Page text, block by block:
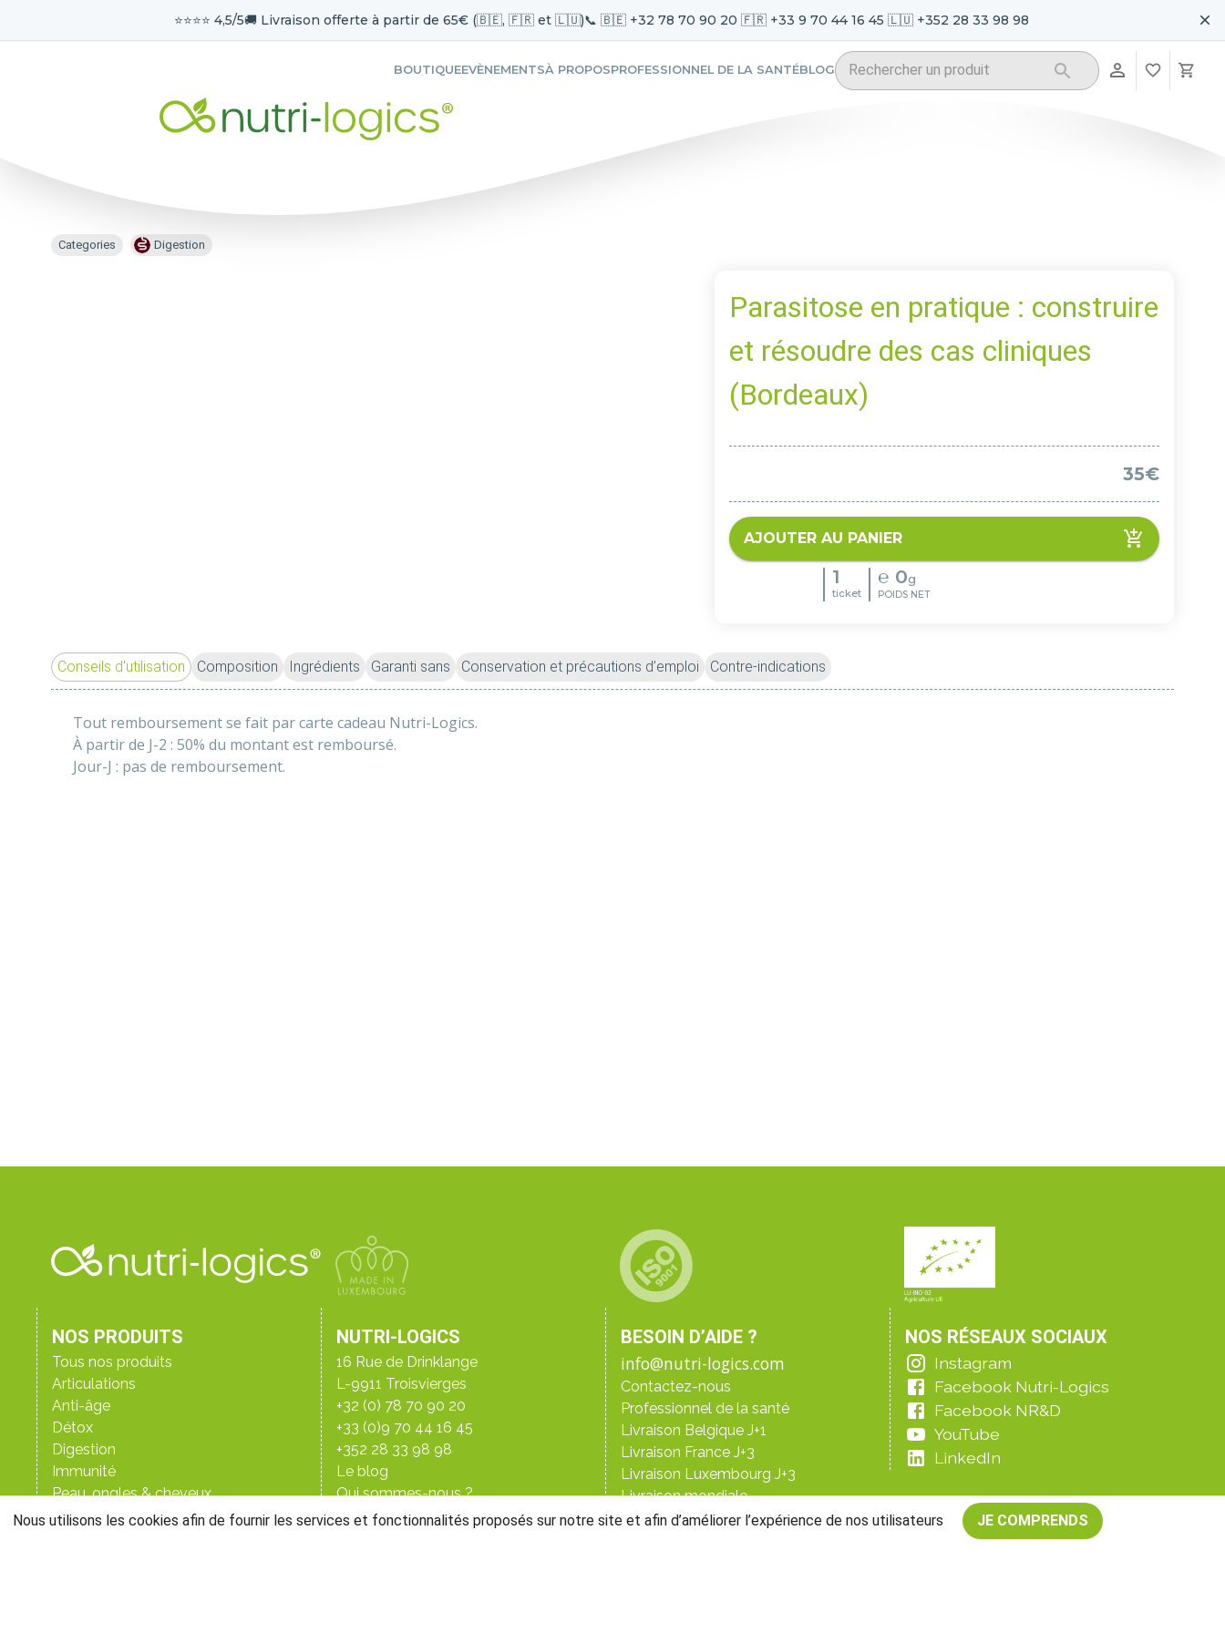
⭐️⭐️⭐️⭐️ 4,5/5🚚 Livraison offerte à partir de 65€ (🇧🇪, 🇫🇷 et 🇱🇺)📞 🇧🇪 +32 78 70 90 20 🇫🇷 +33 9 70 44 16 45 🇱🇺 +352 28 33 98 98
BOUTIQUEEVÈNEMENTSÀ PROPOSPROFESSIONNEL DE LA SANTÉBLOG
Categories Digestion
Parasitose en pratique : construire
et résoudre des cas cliniques
(Bordeaux)
35€
AJOUTER AU PANIER
1
ticket
℮ 0g
POIDS NET
Conseils d'utilisation Composition Ingrédients Garanti sans Conservation et précautions d’emploi Contre-indications
Tout remboursement se fait par carte cadeau Nutri-Logics.
À partir de J-2 : 50% du montant est remboursé.
Jour-J : pas de remboursement.
NOS PRODUITS
Tous nos produits
Articulations
Anti-âge
Détox
Digestion
Immunité
Peau, ongles & cheveux
Perte de poids
NUTRI-LOGICS
16 Rue de Drinklange
L-9911 Troisvierges
+32 (0) 78 70 90 20
+33 (0)9 70 44 16 45
+352 28 33 98 98
Le blog
Qui sommes-nous ?
Les laboratoires
BESOIN D’AIDE ?
info@nutri-logics.com
Contactez-nous
Professionnel de la santé
Livraison Belgique J+1
Livraison France J+3
Livraison Luxembourg J+3
Livraison mondiale
Paiement sécurisé
NOS RÉSEAUX SOCIAUX
Instagram
Facebook Nutri-Logics
Facebook NR&D
YouTube
LinkedIn
Nous utilisons les cookies afin de fournir les services et fonctionnalités proposés sur notre site et afin d’améliorer l’expérience de nos utilisateurs JE COMPRENDS